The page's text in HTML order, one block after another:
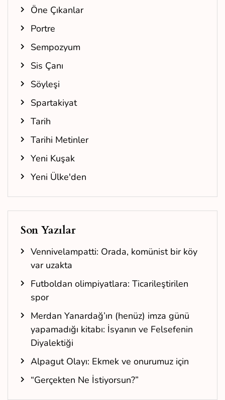
Öne Çıkanlar
Portre
Sempozyum
Sis Çanı
Söyleşi
Spartakiyat
Tarih
Tarihi Metinler
Yeni Kuşak
Yeni Ülke'den
Son Yazılar
Vennivelampatti: Orada, komünist bir köy
var uzakta
Futboldan olimpiyatlara: Ticarileştirilen
spor
Merdan Yanardağ’ın (henüz) imza günü
yapamadığı kitabı: İsyanın ve Felsefenin
Diyalektiği
Alpagut Olayı: Ekmek ve onurumuz için
“Gerçekten Ne İstiyorsun?”